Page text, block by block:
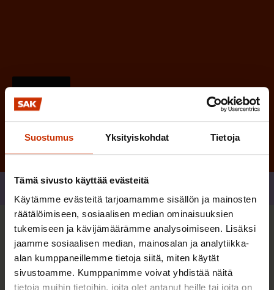
Suostumus Yksityiskohdat Tietoja
Tämä sivusto käyttää evästeitä
Käytämme evästeitä tarjoamamme sisällön ja mainosten
räätälöimiseen, sosiaalisen median ominaisuuksien
tukemiseen ja kävijämäärämme analysoimiseen. Lisäksi
jaamme sosiaalisen median, mainosalan ja analytiikka-
alan kumppaneillemme tietoja siitä, miten käytät
sivustoamme. Kumppanimme voivat yhdistää näitä
tietoja muihin tietoihin, joita olet antanut heille tai joita on
Tilaa
Jaa
Sinua saattaa myös kiinnostaa
TASA-ARVO JA YHDENVERTAISUUS